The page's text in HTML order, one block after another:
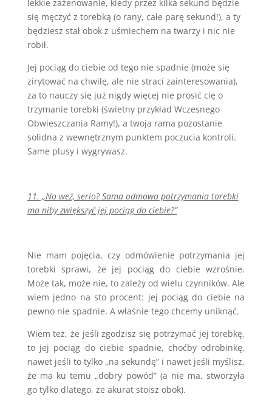
lekkie zażenowanie, kiedy przez kilka sekund będzie
się męczyć z torebką (o rany, całe parę sekund!), a ty
będziesz stał obok z uśmiechem na twarzy i nic nie
robił.
Jej pociąg do ciebie od tego nie spadnie (może się
zirytować na chwilę, ale nie straci zainteresowania),
za to nauczy się już nigdy więcej nie prosić cię o
trzymanie torebki (świetny przykład Wczesnego
Obwieszczania Ramy!), a twoja rama pozostanie
solidna z wewnętrznym punktem poczucia kontroli.
Same plusy i wygrywasz.
11. „No weź, serio? Sama odmowa potrzymania torebki
ma niby zwiększyć jej pociąg do ciebie?”
Nie mam pojęcia, czy odmówienie potrzymania jej
torebki sprawi, że jej pociąg do ciebie wzrośnie.
Może tak, może nie, to zależy od wielu czynników. Ale
wiem jedno na sto procent: jej pociąg do ciebie na
pewno nie spadnie. A właśnie tego chcemy uniknąć.
Wiem też, że jeśli zgodzisz się potrzymać jej torebkę,
to jej pociąg do ciebie spadnie, choćby odrobinkę,
nawet jeśli to tylko „na sekundę” i nawet jeśli myślisz,
że ma ku temu „dobry powód” (a nie ma, stworzyła
go tylko dlatego, że akurat stoisz obok).